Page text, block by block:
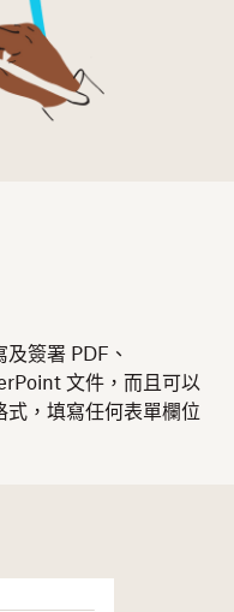
簽署 PDF、
文件，而且可以
式，填寫任何表單欄位